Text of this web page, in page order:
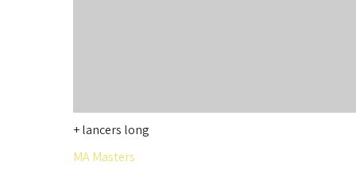
+ lancers long
MA Masters